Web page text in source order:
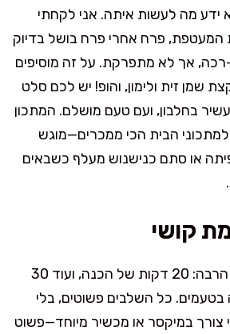
מה לעשות איתה. אני לקחתי
המעטפת, פרח אחרי פרח בושל בדיוק
אך לא מתפרקת. על זה מוסיפים
שמן זית ולימון, והופ! יש לכם סלט
בחלבון, ועם טעם מושלם. המתכון
הבית הכי ממכרים—מוגש
או סתם כנישנוש מעלף כשבאים
קושי
הסלט הזה לא דורש הרבה: 20 דקות של הכנה, ועוד 30
בטעמים. כל השלבים פשוטים, בלי
צורך במיקסר או מכשיר מיוחד—פשוט